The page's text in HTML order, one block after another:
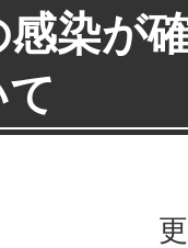
染が